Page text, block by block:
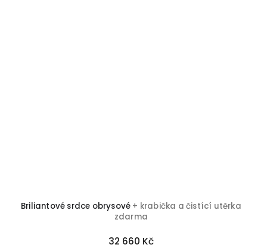
Briliantové srdce obrysové + krabička a čistící utěrka
zdarma
32 660 Kč